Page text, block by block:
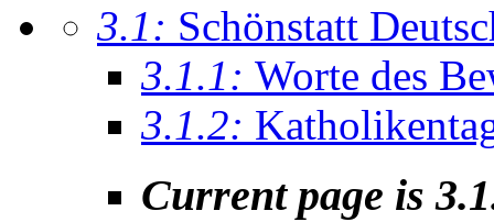
3.1: Schönstatt
3.1.1: Worte des
3.1.2:
Current page is